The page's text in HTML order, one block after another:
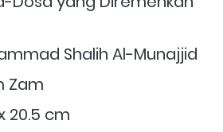
Shalih Al-Munajjid
Zam
20.5 cm